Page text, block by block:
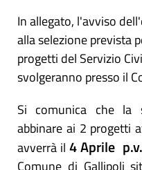
In allegato, l'avviso
alla selezione prevista
progetti del Servizio
svolgeranno presso il
Si comunica che la
abbinare ai 2 progetti
avverrà il4 Aprile p.v.
Comune di Gallipoli